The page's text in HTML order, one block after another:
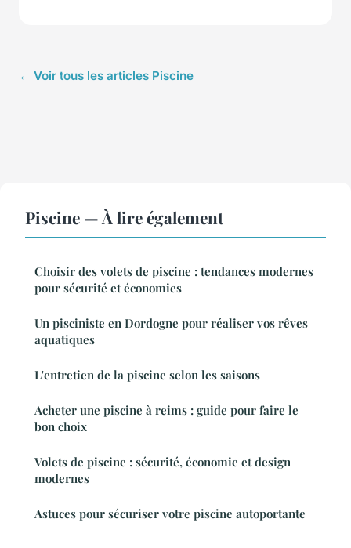
← Voir tous les articles Piscine
Piscine — À lire également
Choisir des volets de piscine : tendances modernes
pour sécurité et économies
Un pisciniste en Dordogne pour réaliser vos rêves
aquatiques
L'entretien de la piscine selon les saisons
Acheter une piscine à reims : guide pour faire le
bon choix
Volets de piscine : sécurité, économie et design
modernes
Astuces pour sécuriser votre piscine autoportante